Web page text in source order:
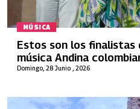
MÚSICA
Domingo, 28 Junio , 2026
Estos son los finalistas
música Andina